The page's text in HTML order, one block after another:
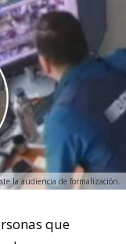
la audiencia de formalización.
que